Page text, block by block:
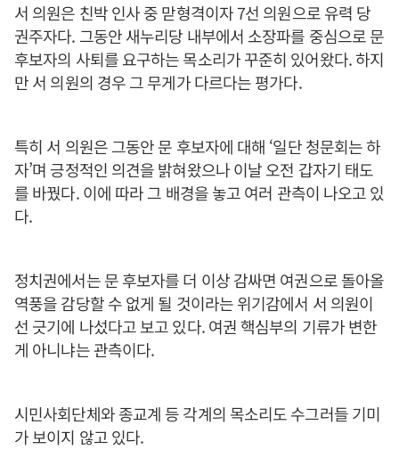
서 의원은 친박 인사 중 맏형격이자 7선 의원으로 유력 당
권주자다. 그동안 새누리당 내부에서 소장파를 중심으로 문
후보자의 사퇴를 요구하는 목소리가 꾸준히 있어왔다. 하지
만 서 의원의 경우 그 무게가 다르다는 평가다.
특히 서 의원은 그동안 문 후보자에 대해 ‘일단 청문회는 하
자’며 긍정적인 의견을 밝혀왔으나 이날 오전 갑자기 태도
를 바꿨다. 이에 따라 그 배경을 놓고 여러 관측이 나오고 있
다.
정치권에서는 문 후보자를 더 이상 감싸면 여권으로 돌아올
역풍을 감당할 수 없게 될 것이라는 위기감에서 서 의원이
선 긋기에 나섰다고 보고 있다. 여권 핵심부의 기류가 변한
게 아니냐는 관측이다.
시민사회단체와 종교계 등 각계의 목소리도 수그러들 기미
가 보이지 않고 있다.